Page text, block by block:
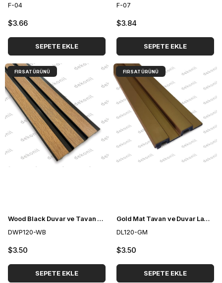
F-04
$3.66
SEPETE EKLE
F-07
$3.84
SEPETE EKLE
Wood Black Duvar ve Tavan Lambri 11,5 cm
DWP120-WB
$3.50
SEPETE EKLE
FIRSAT ÜRÜNÜ
Gold Mat Tavan ve Duvar Lambri 12cm
DL120-GM
$3.50
SEPETE EKLE
FIRSAT ÜRÜNÜ